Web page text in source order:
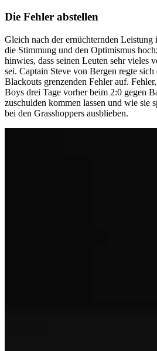
Die Fehler abstellen
Gleich nach der ernüchternden
die Stimmung und den Optimismus
hinwies, dass seinen Leuten sehr vieles
sei. Captain Steve von Bergen regte
Blackouts grenzenden Fehler auf.
Boys drei Tage vorher beim 2:0 gegen
zuschulden kommen lassen und wie sie
bei den Grasshoppers ausblieben.